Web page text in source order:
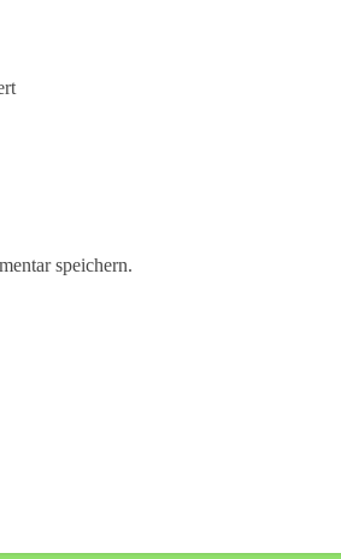
speichern.